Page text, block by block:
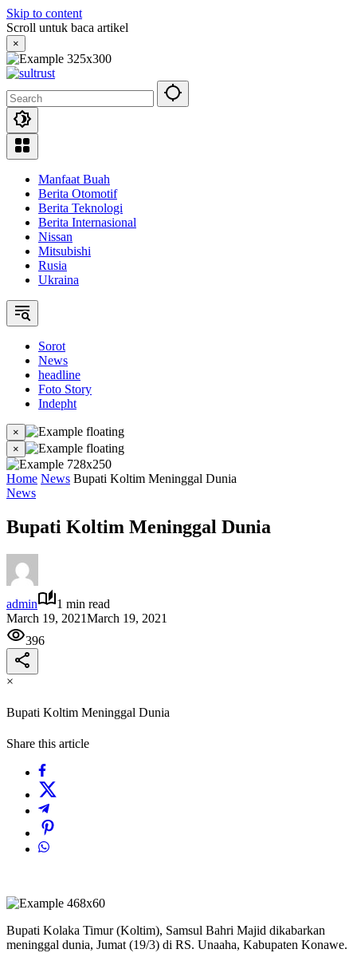
Skip to content
Scroll untuk baca artikel
×
Manfaat Buah
Berita Otomotif
Berita Teknologi
Berita Internasional
Nissan
Mitsubishi
Rusia
Ukraina
Sorot
News
headline
Foto Story
Indepht
×
×
Home News Bupati Koltim Meninggal Dunia
News
Bupati Koltim Meninggal Dunia
admin
1 min read
March 19, 2021March 19, 2021
396
×
Bupati Koltim Meninggal Dunia
Share this article
Bupati Kolaka Timur (Koltim), Samsul Bahri Majid dikabarkan
meninggal dunia, Jumat (19/3) di RS. Unaaha, Kabupaten Konawe.